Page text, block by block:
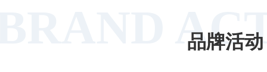
BRAND 品牌活动